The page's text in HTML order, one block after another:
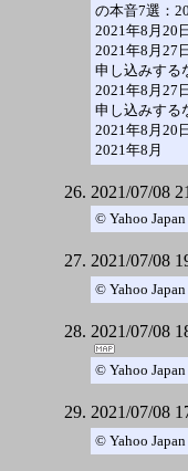
の本音7選：
2021年8月20
2021年8月27
申し込みする
2021年8月27
申し込みする
2021年8月20
2021年8月
2021/07/08
© Yahoo Japan
2021/07/08
© Yahoo Japan
2021/07/08
© Yahoo Japan
2021/07/08
© Yahoo Japan